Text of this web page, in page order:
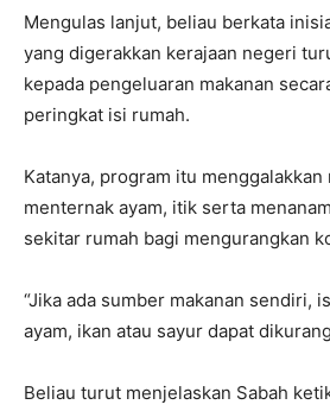
Mengulas lanjut, beliau berkata
yang digerakkan kerajaan negeri
kepada pengeluaran makanan
peringkat isi rumah.
Katanya, program itu menggalakkan
menternak ayam, itik serta
sekitar rumah bagi mengurangkan
“Jika ada sumber makanan sendiri,
ayam, ikan atau sayur dapat
Beliau turut menjelaskan Sabah